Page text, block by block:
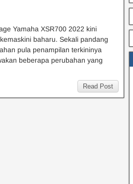
Yamaha XSR700 2022 kini
baharu. Sekali pandang
pula penampilan terkininya
beberapa perubahan yang
Read Post